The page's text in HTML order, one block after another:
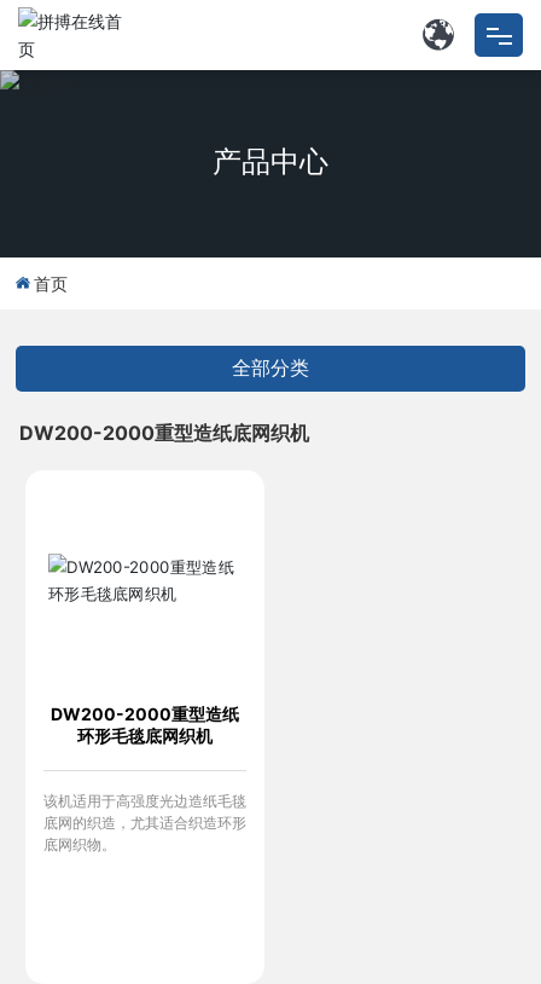
关于我们
拼搏(中国)
产品中心
首页
全部分类
DW200-2000重型造纸底网织机
DW200-2000重型造纸
环形毛毯底网织机
该机适用于高强度光边造纸毛毯
底网的织造，尤其适合织造环形
底网织物。